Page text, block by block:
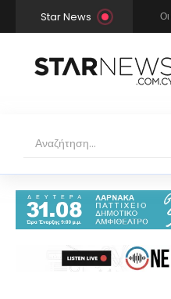
Star News